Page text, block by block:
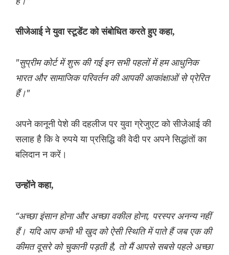
सीजेआई ने युवा स्टूडेंट को संबोधित करते हुए कहा,
"सुप्रीम कोर्ट में शुरू की गई इन सभी पहलों में हम आधुनिक
भारत और सामाजिक परिवर्तन की आपकी आकांक्षाओं से प्रेरित
हैं।"
अपने कानूनी पेशे की दहलीज पर युवा ग्रेजुएट को सीजेआई की
सलाह है कि वे रुपये या प्रसिद्धि की वेदी पर अपने सिद्धांतों का
बलिदान न करें।
उन्होंने कहा,
“अच्छा इंसान होना और अच्छा वकील होना, परस्पर अनन्य नहीं
हैं। यदि आप कभी भी खुद को ऐसी स्थिति में पाते हैं जब एक की
कीमत दूसरे को चुकानी पड़ती है, तो मैं आपसे सबसे पहले अच्छा